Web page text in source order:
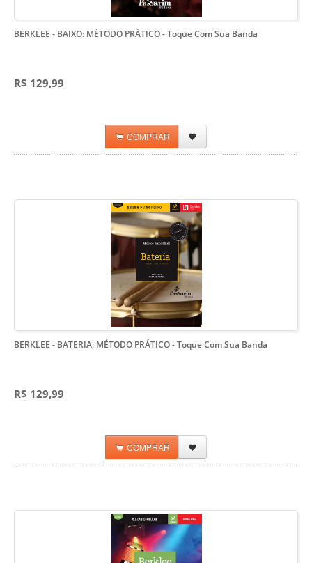
BERKLEE - BAIXO: MÉTODO PRÁTICO- Toque Com Sua Banda
R$ 129,99
COMPRAR
BERKLEE - BATERIA: MÉTODO PRÁTICO- Toque Com Sua Banda
R$ 129,99
COMPRAR